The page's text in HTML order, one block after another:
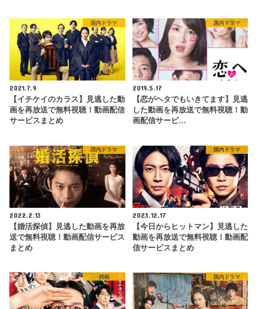
国内ドラマ
2021.7.9
【イチケイのカラス】見逃した動
画を再放送で無料視聴！動画配信
サービスまとめ
国内ドラマ
2019.5.17
【恋がヘタでもいきてます】見逃
した動画を再放送で無料視聴！動
画配信サービ…
国内ドラマ
2022.2.13
【婚活探偵】見逃した動画を再放
送で無料視聴！動画配信サービス
まとめ
国内ドラマ
2023.12.17
【今日からヒットマン】見逃した
動画を再放送で無料視聴！動画配
信サービスまとめ
邦画 国内ドラマ